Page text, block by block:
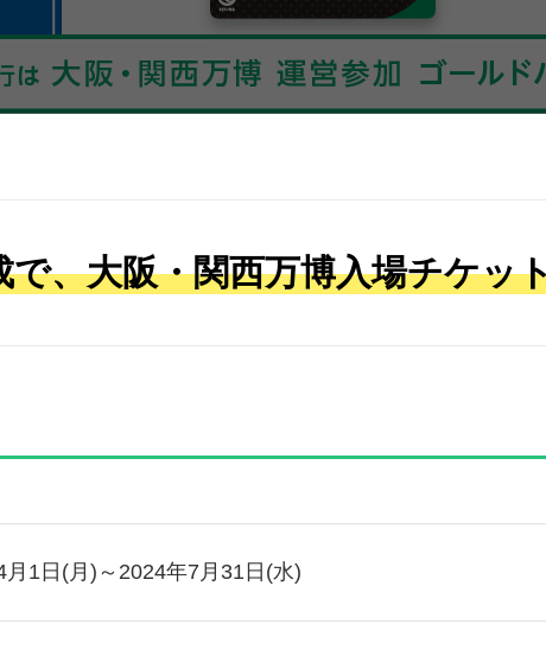
で、大阪・関西万博入場チケッ
月1日(月)～2024年7月31日(水)